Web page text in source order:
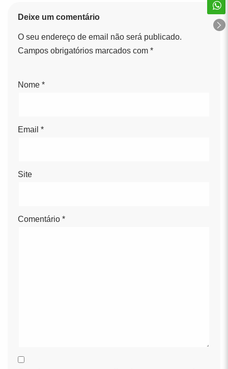
Deixe um comentário
O seu endereço de email não será publicado.
Campos obrigatórios marcados com *
Nome *
Email *
Site
Comentário *